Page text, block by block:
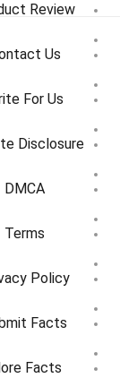
Review
Us
For Us
Disclosure
DMCA
Terms
Policy
Facts
Facts